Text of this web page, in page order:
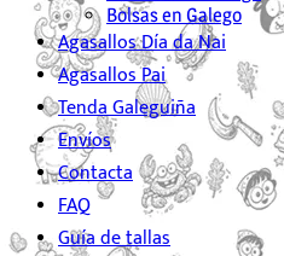
Bolsas en Galego
Agasallos Día da Nai
Agasallos Pai
Tenda Galeguiña
Envíos
Contacta
FAQ
Guía de tallas